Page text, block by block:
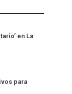
en La
para